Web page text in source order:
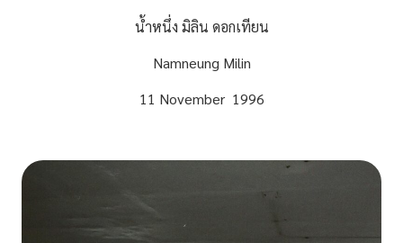
น้ำหนึ่ง มิลิน ดอกเทียน
Namneung Milin
11 November 1996